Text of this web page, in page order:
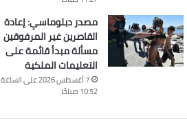
مصدر دبلوماسي: إعادة
القاصرين غير المرفوقين
مسألة مبدأ قائمة على
التعليمات الملكية
7 أغسطس 2026 على الساعة
10:52 صباحًا